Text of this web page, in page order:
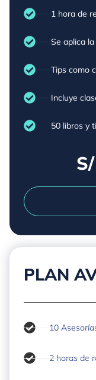
1 hora de
Se aplica
Tips como
Incluye
50 libros y
PLAN
10
2 horas de